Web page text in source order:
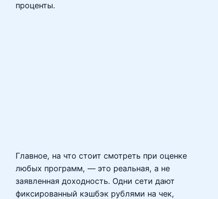
проценты.
Главное, на что стоит смотреть при оценке
любых программ, — это реальная, а не
заявленная доходность. Одни сети дают
фиксированный кэшбэк рублями на чек,